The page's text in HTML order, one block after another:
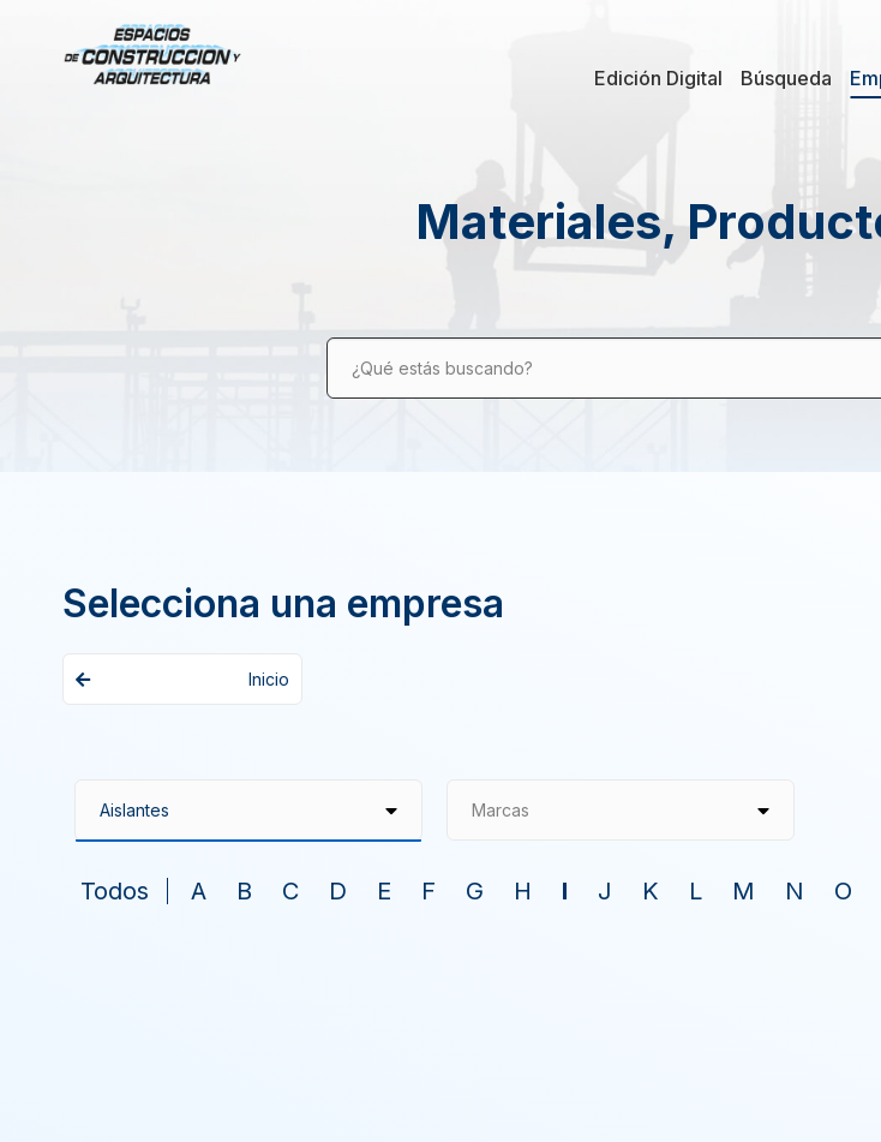
Edición Digital Búsqueda
Materiales,
¿Qué estás buscando?
Selecciona una empresa
Inicio
Marcas
Todos A B C D E F G H I J K L M N O